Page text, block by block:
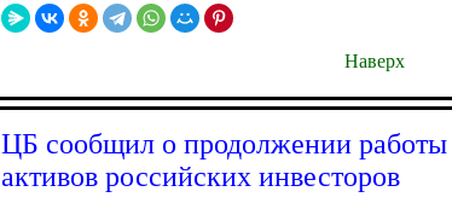
Наверх
ЦБ сообщил о продолжении работы
активов российских инвесторов